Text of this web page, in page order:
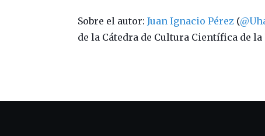
Sobre el autor:Juan Ignacio Pérez (
de la Cátedra de Cultura Científica de la